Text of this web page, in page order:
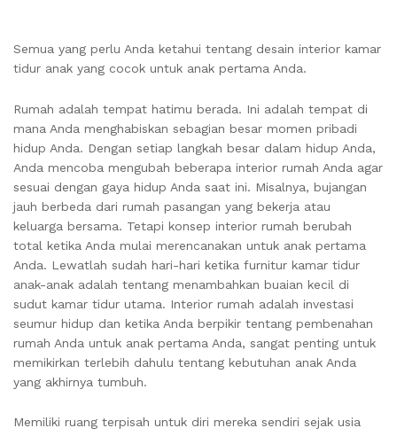
Semua yang perlu Anda ketahui tentang desain interior kamar
tidur anak yang cocok untuk anak pertama Anda.
Rumah adalah tempat hatimu berada. Ini adalah tempat di
mana Anda menghabiskan sebagian besar momen pribadi
hidup Anda. Dengan setiap langkah besar dalam hidup Anda,
Anda mencoba mengubah beberapa interior rumah Anda agar
sesuai dengan gaya hidup Anda saat ini. Misalnya, bujangan
jauh berbeda dari rumah pasangan yang bekerja atau
keluarga bersama. Tetapi konsep interior rumah berubah
total ketika Anda mulai merencanakan untuk anak pertama
Anda. Lewatlah sudah hari-hari ketika furnitur kamar tidur
anak-anak adalah tentang menambahkan buaian kecil di
sudut kamar tidur utama. Interior rumah adalah investasi
seumur hidup dan ketika Anda berpikir tentang pembenahan
rumah Anda untuk anak pertama Anda, sangat penting untuk
memikirkan terlebih dahulu tentang kebutuhan anak Anda
yang akhirnya tumbuh.
Memiliki ruang terpisah untuk diri mereka sendiri sejak usia